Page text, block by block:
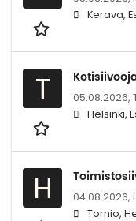
Kerava,
T 05.08.2026,
Helsinki,
H 04.08.2026,
Tornio,